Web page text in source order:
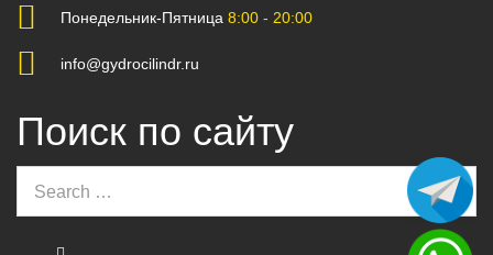
Понедельник-Пятница 8:00 - 20:00
info@gydrocilindr.ru
Поиск по сайту